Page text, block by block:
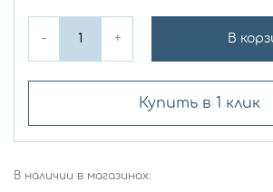
- + В
Купить в 1 клик
В наличии в магазинах: